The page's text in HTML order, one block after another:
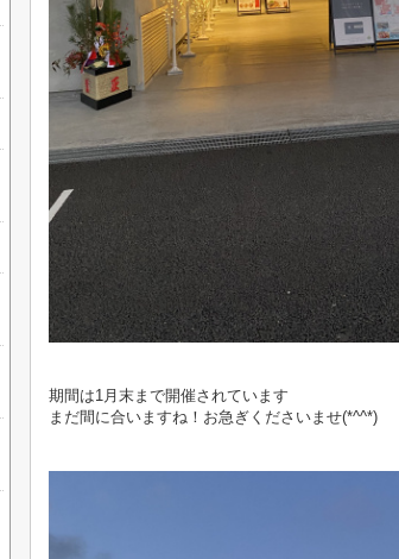
期間は1月末まで開催されています
まだ間に合いますね！お急ぎくださいませ(*^^*)